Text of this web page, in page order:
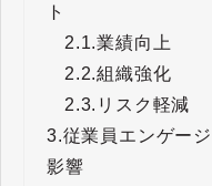
ト
2.1.業績向上
2.2.組織強化
2.3. リスク軽減
3.従業員エンゲー
影響